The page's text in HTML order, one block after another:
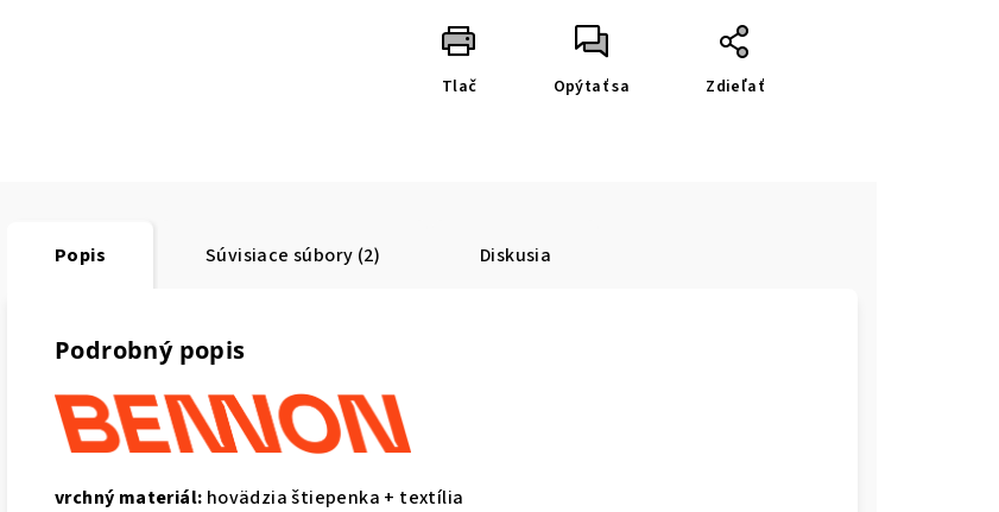
Tlač Opýtať sa Zdieľať
Popis Súvisiace súbory (2) Diskusia
Podrobný popis
vrchný materiál: hovädzia štiepenka + textília